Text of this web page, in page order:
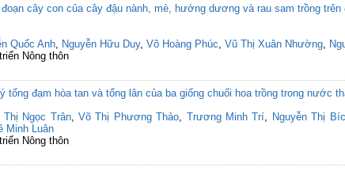
cây con của cây đậu nành, mè, hướng dương và rau sam trồng trên
Quốc Anh, Nguyễn Hữu Duy, Võ Hoàng Phúc, Vũ Thị Xuân Nhường,
Nông thôn
tổng đạm hòa tan và tổng lân của ba giống chuối hoa trồng trong nước
Thị Ngọc Trân,Võ Thị Phương Thảo, Trương Minh Trí, Nguyễn Thị
Minh Luân
Nông thôn